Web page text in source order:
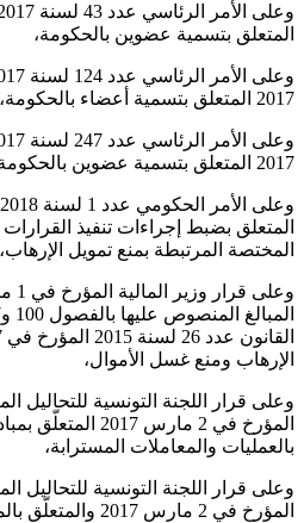
المتعلق بتسمية عضوين بالحكومة،
2017 المتعلق بتسمية أعضاء بالحكومة،
2017 المتعلق بتسمية عضوين بالحكومة،
المتعلق بضبط إجراءات تنفيذ
المختصة المرتبطة بمنع تمويل الإرهاب،
الإرهاب ومنع غسل الأموال،
المؤرخ في 2 مارس
بالعمليات والمعاملات المسترابة،
المؤرخ في 2 مارس 2017 والمتعلّق بالمستفيدين الفعليين،